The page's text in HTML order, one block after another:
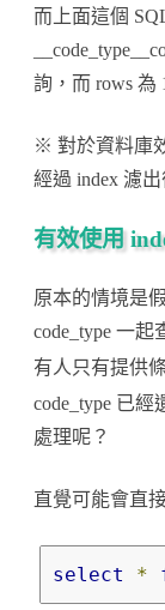
而上面這個
詢，而 rows 為
※ 對於資料庫
經過 index 濾
有效使用
原本的情境是
code_type 一
有人只有提供
code_type 已
處理呢？
直覺可能會直
select *